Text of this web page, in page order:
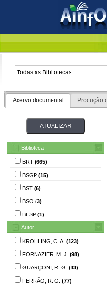
Acervo documental Produção
Biblioteca
BRT (665)
BSGP (15)
BST (6)
BSO (3)
BESP (1)
Autor
KROHLING, C. A. (123)
FORNAZIER, M. J. (98)
GUARÇONI, R. G. (83)
FERRÃO, R. G. (77)